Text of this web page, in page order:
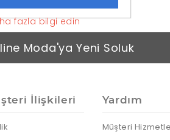
Moda'ya Yeni Soluk
İlişkileri Yardım
Müşteri
fazla bilgi edin